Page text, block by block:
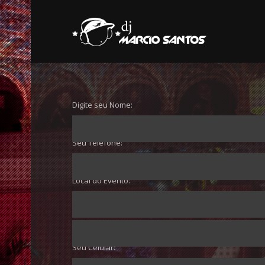
Digite seu Nome:
Seu Telefone:
Local do Evento:
Seu Celular: